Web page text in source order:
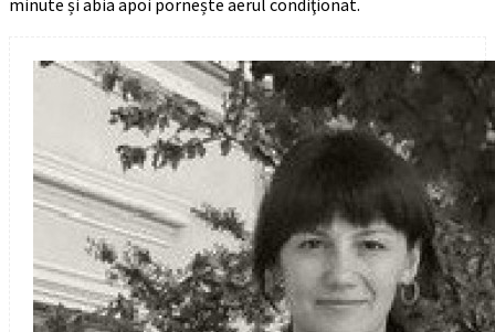
minute și abia apoi pornește aerul condiţionat.